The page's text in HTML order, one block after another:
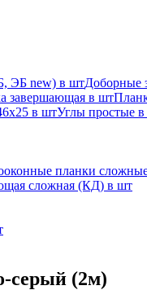
ЭБ new) в штДоборные
завершающая в шт
в штУглы простые
планки
сложная (КД) в шт
серый (2м)